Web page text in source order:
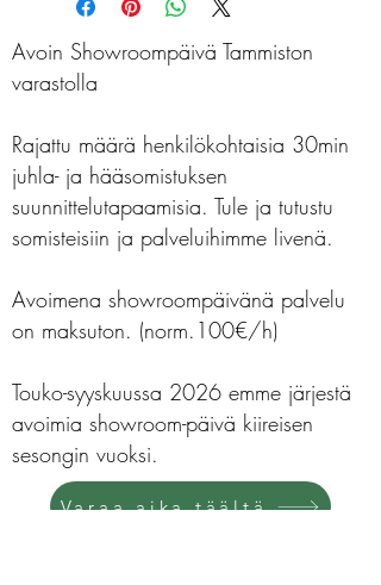
Avoin Showroompäivä Tammiston
varastolla
Rajattu määrä henkilökohtaisia 30min
juhla- ja hääsomistuksen
suunnittelutapaamisia. Tule ja tutustu
somisteisiin ja palveluihimme livenä.
Avoimena showroompäivänä palvelu
on maksuton. (norm.100€/h)
Touko-syyskuussa 2026 emme järjestä
avoimia showroom-päivä kiireisen
sesongin vuoksi.
Varaa aika täältä